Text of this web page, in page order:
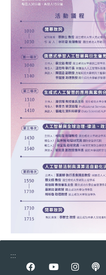
:::
前往Facebook專區
前往youtube
前往